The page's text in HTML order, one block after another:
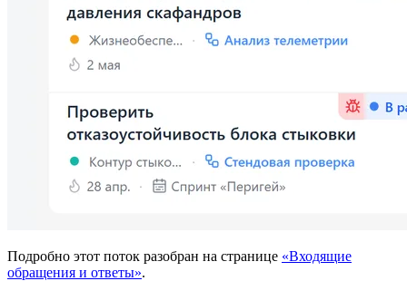
Подробно этот поток разобран на странице «Входящие
обращения и ответы».